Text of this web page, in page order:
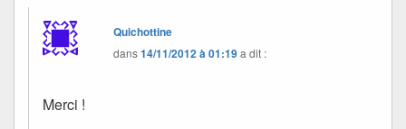
Quichottine
dans14/11/2012 à 01:19a dit :
Merci !